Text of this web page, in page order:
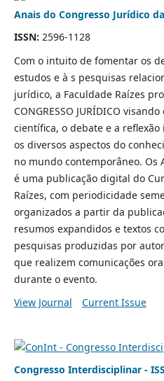
Anais do Congresso Jurídico
ISSN: 2596-1128
Com o intuito de fomentar os
estudos e à s pesquisas
jurídico, a Faculdade Raízes
CONGRESSO JURÍDICO
científica, o debate e a
os diversos aspectos do
no mundo contemporâneo. Os
é uma publicação digital do
Raízes, com periodicidade
organizados a partir da
resumos expandidos e textos
pesquisas produzidas por
que realizem comunicações
durante o evento.
View Journal
Current Issue
Congresso Interdisciplinar -